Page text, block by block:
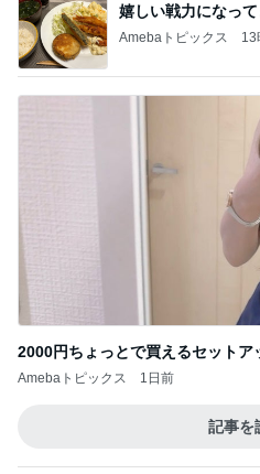
嬉しい戦力になっ
Amebaトピックス 13
2000円ちょっとで買えるセットア
Amebaトピックス 1日前
記事を